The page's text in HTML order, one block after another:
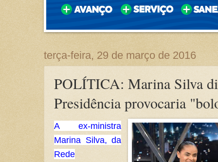
terça-feira, 29 de março de 2016
POLÍTICA: Marina Silva
Presidência provocaria
A ex-ministra
Marina Silva, da
Rede